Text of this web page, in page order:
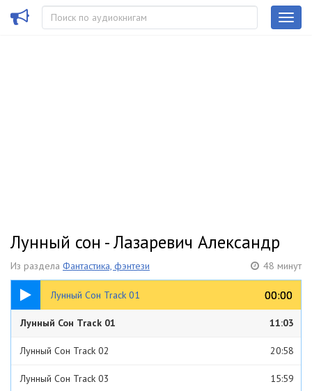
Лунный сон - Лазаревич Александр
Из раздела Фантастика, фэнтези 48 минут
Лунный Сон Track 01 00:00
00:00
11:03
Лунный Сон Track 01 11:03
Лунный Сон Track 02 20:58
Лунный Сон Track 03 15:59